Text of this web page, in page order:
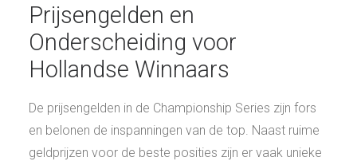
Prijsengelden en
Onderscheiding voor
Hollandse Winnaars
De prijsengelden in de Championship Series zijn fors
en belonen de inspanningen van de top. Naast ruime
geldprijzen voor de beste posities zijn er vaak unieke